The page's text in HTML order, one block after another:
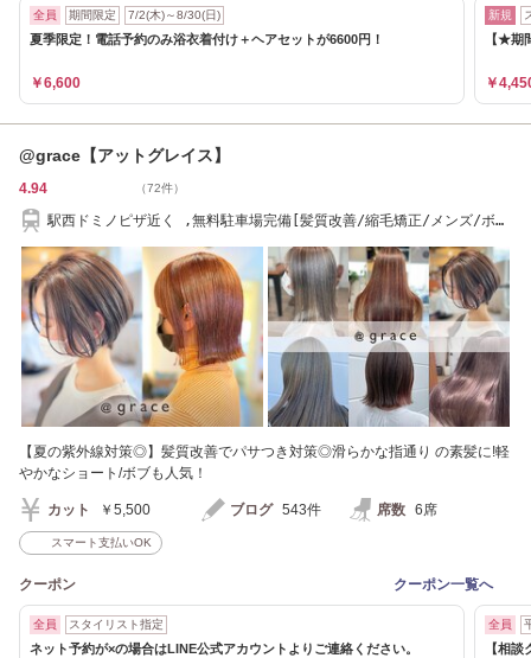
全員 期間限定 7/2(木)～8/30(日)
夏季限定！電話予約のみ浴衣着付け＋ヘアセットが6600円！
￥6,600
新規
【★期
￥
@grace【アットグレイス】
4.94 （72件）
駅西ドミノピザ近く ,無料駐車場完備[髪質改善/縮毛矯正/メンズ/ボ
【夏の紫外線対策◎】髪質改善でパサつき対策◎滑らかな指通り の素髪に!軽
やかなショート/ボブも人気！
カット ￥5,500 ブログ 543件 席数 6席
スマート支払いOK
クーポン クーポン一覧へ
全員 スタイリスト指定
ネット予約が×の場合はLINE公式アカウントよりご連絡ください。
全員
【相